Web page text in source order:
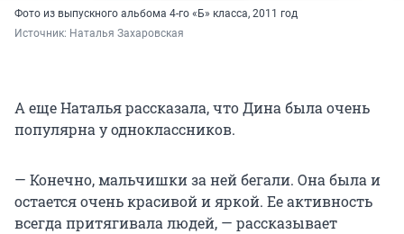
Фото из выпускного альбома 4-го «Б» класса, 2011 год
Источник: Наталья Захаровская
А еще Наталья рассказала, что Дина была очень
популярна у одноклассников.
— Конечно, мальчишки за ней бегали. Она была и
остается очень красивой и яркой. Ее активность
всегда притягивала людей, — рассказывает